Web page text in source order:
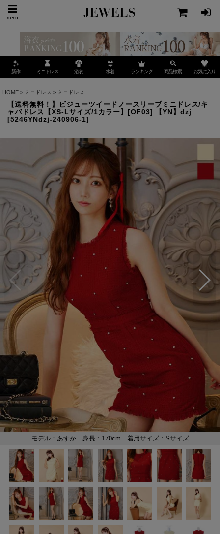
menu
新作 ミニドレス 浴衣 水着 ランキング 商品検索 お気に入り
HOME > ミニドレス > ミニドレス
【送料無料！】ビジューツイードノースリーブミニドレス/キ
ャバドレス【XS-Lサイズ/1カラー】[OF03] 【YN】dzj
[5246YNdzj-240906-1]